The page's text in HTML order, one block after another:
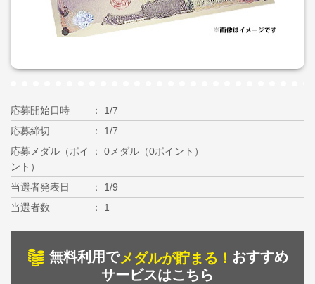
応募開始日時
1/7
応募締切
1/7
応募メダル（ポイ
ント）
0メダル（0ポイント）
当選者発表日
1/9
当選者数
1
無料利用でメダルが貯まる！ おすすめ
サービスはこちら